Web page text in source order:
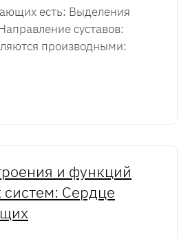
есть: Выделения
суставов:
производными:
и функций
систем: Сердце